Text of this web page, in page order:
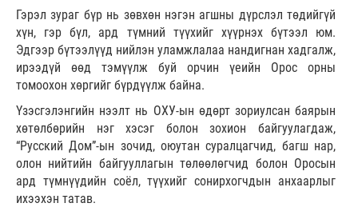
Гэрэл зураг бүр нь зөвхөн нэгэн агшны дүрслэл төдийгүй
хүн, гэр бүл, ард түмний түүхийг хүүрнэх бүтээл юм.
Эдгээр бүтээлүүд нийлэн уламжлалаа нандигнан хадгалж,
ирээдүй өөд тэмүүлж буй орчин үеийн Орос орны
томоохон хөргийг бүрдүүлж байна.
Үзэсгэлэнгийн нээлт нь ОХУ-ын өдөрт зориулсан баярын
хөтөлбөрийн нэг хэсэг болон зохион байгуулагдаж,
“Русский Дом”-ын зочид, оюутан суралцагчид, багш нар,
олон нийтийн байгууллагын төлөөлөгчид болон Оросын
ард түмнүүдийн соёл, түүхийг сонирхогчдын анхаарлыг
ихээхэн татав.